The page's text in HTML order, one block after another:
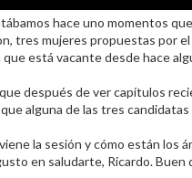
hace uno momentos
tres mujeres propuestas por
está vacante desde hace
después de ver capítulos
alguna de las tres
la sesión y cómo están los
en saludarte, Ricardo. Buen